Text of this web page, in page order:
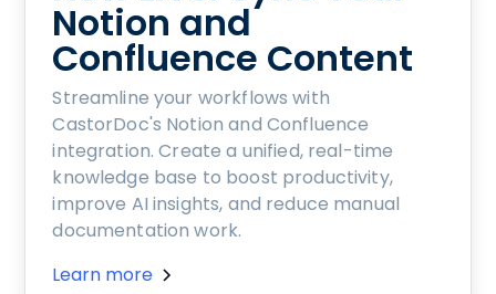
Notion and
Confluence Content
Streamline your workflows with
CastorDoc's Notion and Confluence
integration. Create a unified, real-time
knowledge base to boost productivity,
improve AI insights, and reduce manual
documentation work.
Learn more